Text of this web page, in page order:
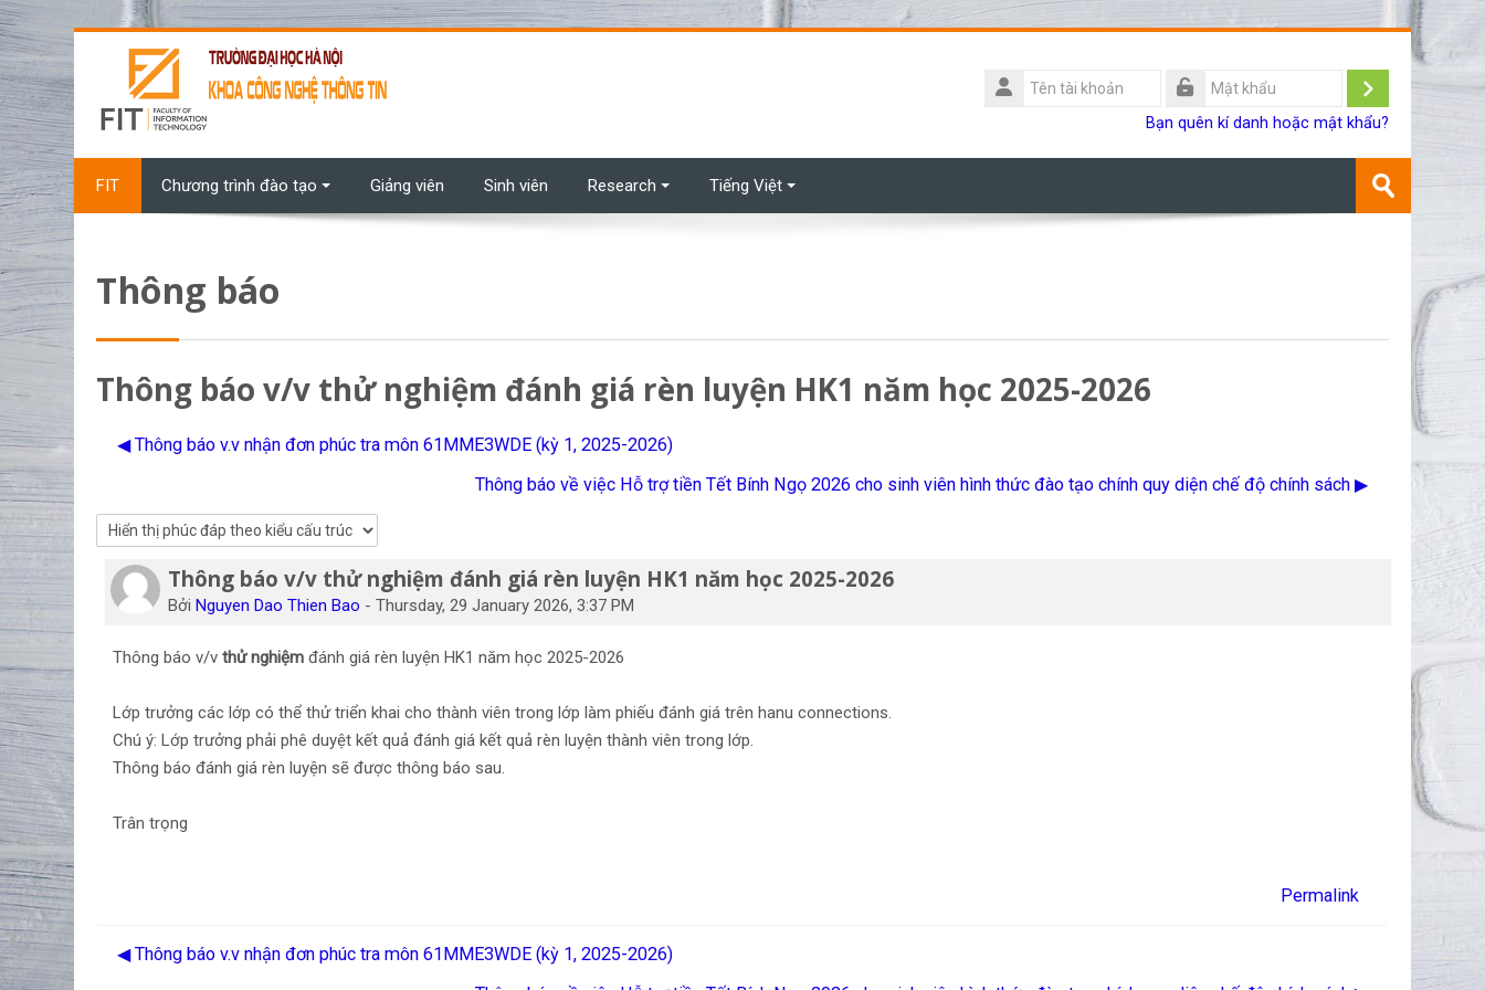
Chuyển tới nội dung chính
Tên
tài
Đăng
Bạn quên kí danh hoặc mật khẩu?
FIT Chương trình đào tạo Giảng viên Sinh viên Research Tiếng Việt
khoá
Gửi
Thông báo
Thông báo v/v thử nghiệm đánh giá rèn luyện HK1 năm học 2025-2026
◀︎ Thông báo v.v nhận đơn phúc tra môn 61MME3WDE (kỳ 1, 2025-2026)
Thông báo về việc Hỗ trợ tiền Tết Bính Ngọ 2026 cho sinh viên hình thức đào tạo chính quy diện chế độ chính sách ▶︎
Thông báo v/v thử nghiệm đánh giá rèn luyện HK1 năm học 2025-2026
BởiNguyen Dao Thien Bao -Thursday, 29 January 2026, 3:37 PM
Số lượng các câu trả lời: 0
Thông báo v/vthử nghiệm đánh giá rèn luyện HK1 năm học 2025-2026
Lớp trưởng các lớp có thể thử triển khai cho thành viên trong lớp làm phiếu đánh giá trên hanu connections.
Chú ý: Lớp trưởng phải phê duyệt kết quả đánh giá kết quả rèn luyện thành viên trong lớp.
Thông báo đánh giá rèn luyện sẽ được thông báo sau.
Trân trọng
Permalink
◀︎ Thông báo v.v nhận đơn phúc tra môn 61MME3WDE (kỳ 1, 2025-2026)